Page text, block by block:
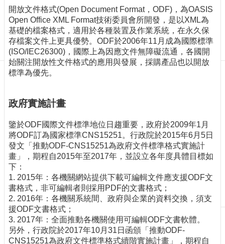
導
覽
最
新
消
息
於
我
出
版
刊
物
校
務
服
務
專
開放文件格式(Open Document Format，ODF)，為OASIS
Open Office XML Format技術委員會所開發，是以XML為
基礎的檔案格式，適用於各種裝置及作業系統，在永久保
存檔案文件上更具優勢。ODF於2006年11月成為國際標準
(ISO/IEC26300)，國際上為因應文件無障礙流通，各國開
始關注開放性文件格式的應用與發展，採購產品也以開放
標準為優先。
政府實施計畫
鑒於ODF國際文件標準地位日趨重要，政府於2009年1月
將ODF訂為國家標準CNS15251。行政院於2015年6月5日
發文「推動ODF-CNS15251為政府文件標準格式實施計
畫」，期程自2015年至2017年，並設立各年度具體目標如
下：
1. 2015年：各機關網站提供下載可編輯文件應支援ODF文
書格式，非可編輯者則採用PDF的文書格式；
2. 2016年：各機關系統間、政府與企業的資料交換，須支
援ODF文書格式；
3. 2017年：全面推動各機關使用可編輯ODF文書軟體。
另外，行政院於2017年10月31日函頒「推動ODF-
CNS15251為政府文件標準格式續階實施計畫」，期程自